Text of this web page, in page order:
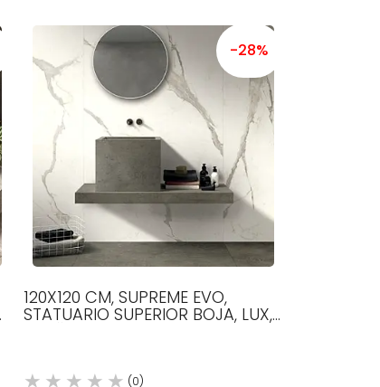
-28%
120X120 CM, SUPREME EVO,
STATUARIO SUPERIOR BOJA, LUX,
(0)